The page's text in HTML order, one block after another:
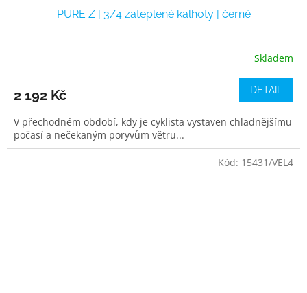
PURE Z | 3/4 zateplené kalhoty | černé
Skladem
2 192 Kč DETAIL
V přechodném období, kdy je cyklista vystaven chladnějšímu
počasí a nečekaným poryvům větru...
Kód: 15431/VEL4